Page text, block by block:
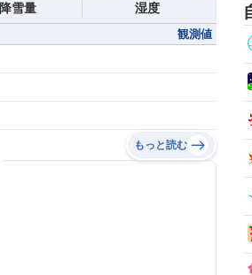
降雪量 湿度
観測値
もっと読む